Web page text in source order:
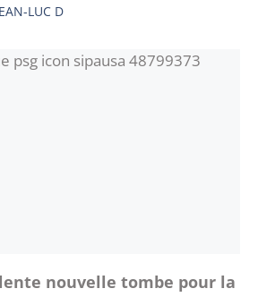
LUC D
nouvelle tombe pour la